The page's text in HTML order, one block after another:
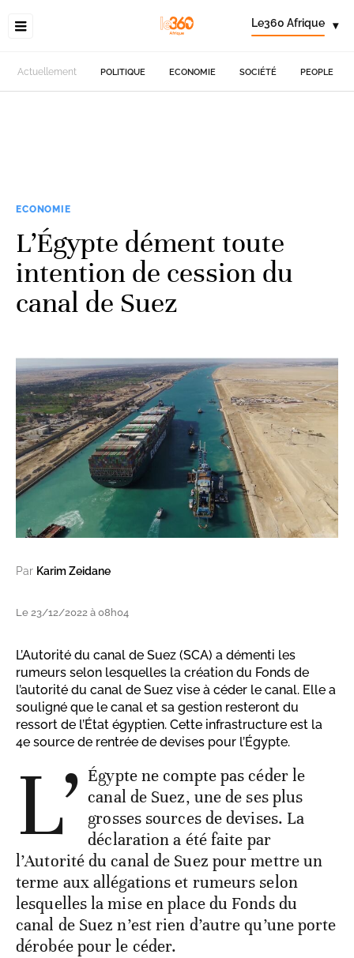
Le360 Afrique ▾
Actuellement POLITIQUE ECONOMIE SOCIÉTÉ PEOPLE
ECONOMIE
L’Égypte dément toute
intention de cession du
canal de Suez
Par Karim Zeidane
Le 23/12/2022 à 08h04
L’Autorité du canal de Suez (SCA) a démenti les
rumeurs selon lesquelles la création du Fonds de
l’autorité du canal de Suez vise à céder le canal. Elle a
souligné que le canal et sa gestion resteront du
ressort de l’État égyptien. Cette infrastructure est la
4e source de rentrée de devises pour l’Égypte.
L’ Égypte ne compte pas céder le
canal de Suez, une de ses plus
grosses sources de devises. La
déclaration a été faite par
l’Autorité du canal de Suez pour mettre un
terme aux allégations et rumeurs selon
lesquelles la mise en place du Fonds du
canal de Suez n’est rien d’autre qu’une porte
dérobée pour le céder.